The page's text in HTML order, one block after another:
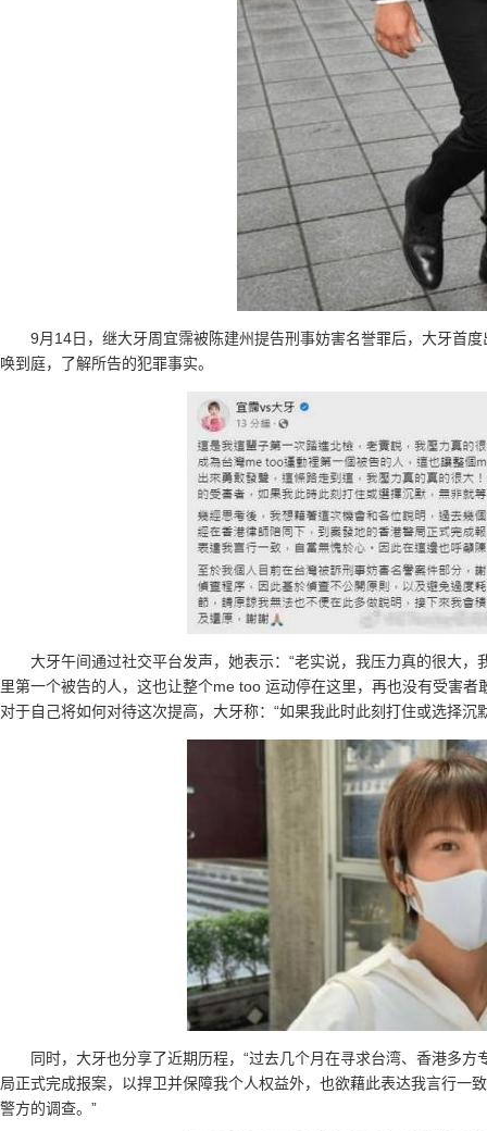
9月14日，继大牙周宜霈被陈建州提告刑事妨害名誉罪后，大牙首
唤到庭，了解所告的犯罪事实。
大牙午间通过社交平台发声，她表示：“老实说，我压力真的很大
里第一个被告的人，这也让整个me too 运动停在这里，再也没有受害
对于自己将如何对待这次提高，大牙称：“如果我此时此刻打住或选择
同时，大牙也分享了近期历程，“过去几个月在寻求台湾、香港多
局正式完成报案，以捍卫并保障我个人权益外，也欲藉此表达我言行一
警方的调查。”